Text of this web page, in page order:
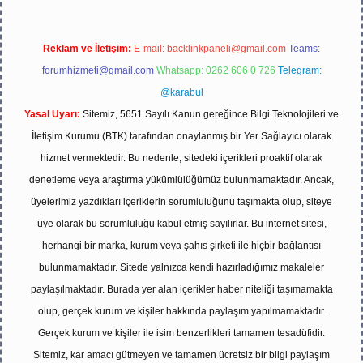
Reklam ve İletişim: E-mail: backlinkpaneli@gmail.com Teams:
forumhizmeti@gmail.com Whatsapp: 0262 606 0 726 Telegram:
@karabul
Yasal Uyarı: Sitemiz, 5651 Sayılı Kanun gereğince Bilgi Teknolojileri ve
İletişim Kurumu (BTK) tarafından onaylanmış bir Yer Sağlayıcı olarak
hizmet vermektedir. Bu nedenle, sitedeki içerikleri proaktif olarak
denetleme veya araştırma yükümlülüğümüz bulunmamaktadır. Ancak,
üyelerimiz yazdıkları içeriklerin sorumluluğunu taşımakta olup, siteye
üye olarak bu sorumluluğu kabul etmiş sayılırlar. Bu internet sitesi,
herhangi bir marka, kurum veya şahıs şirketi ile hiçbir bağlantısı
bulunmamaktadır. Sitede yalnızca kendi hazırladığımız makaleler
paylaşılmaktadır. Burada yer alan içerikler haber niteliği taşımamakta
olup, gerçek kurum ve kişiler hakkında paylaşım yapılmamaktadır.
Gerçek kurum ve kişiler ile isim benzerlikleri tamamen tesadüfidir.
Sitemiz, kar amacı gütmeyen ve tamamen ücretsiz bir bilgi paylaşım